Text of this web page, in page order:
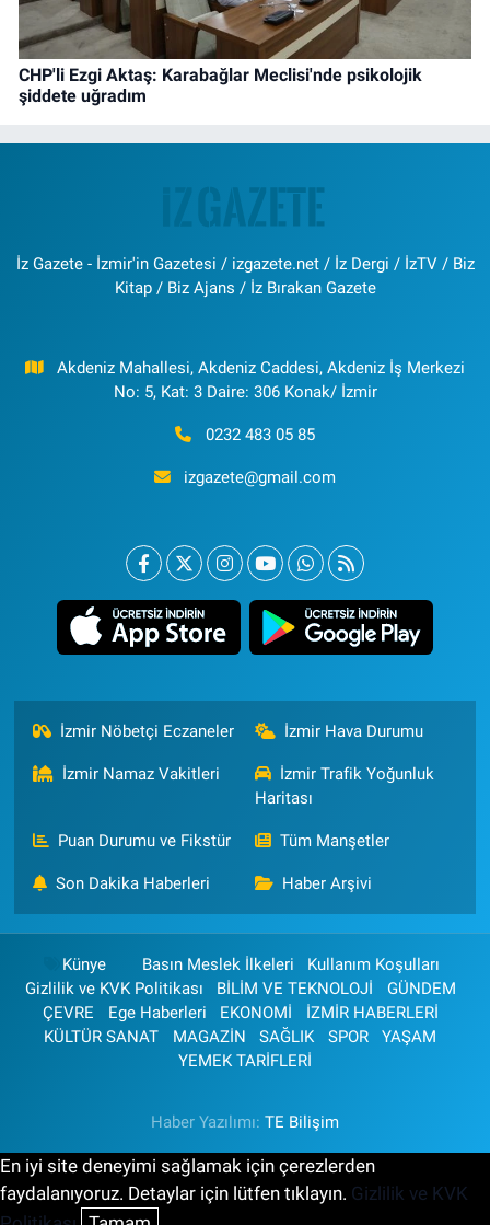
CHP'li Ezgi Aktaş: Karabağlar Meclisi'nde psikolojik
şiddete uğradım
İz Gazete - İzmir'in Gazetesi / izgazete.net / İz Dergi / İzTV / Biz
Kitap / Biz Ajans / İz Bırakan Gazete
Akdeniz Mahallesi, Akdeniz Caddesi, Akdeniz İş Merkezi
No: 5, Kat: 3 Daire: 306 Konak/ İzmir
0232 483 05 85
izgazete@gmail.com
İzmir Nöbetçi Eczaneler İzmir Hava Durumu
İzmir Namaz Vakitleri
İzmir Trafik Yoğunluk
Haritası
Puan Durumu ve Fikstür Tüm Manşetler
Son Dakika Haberleri Haber Arşivi
Künye Basın Meslek İlkeleri
Kullanım Koşulları
Gizlilik ve KVK Politikası
BİLİM VE TEKNOLOJİ
GÜNDEM
ÇEVRE
Ege Haberleri EKONOMİ
İZMİR HABERLERİ
KÜLTÜR SANAT
MAGAZİN SAĞLIK SPOR
YAŞAM
YEMEK TARİFLERİ
Haber Yazılımı: TE Bilişim
En iyi site deneyimi sağlamak için çerezlerden
faydalanıyoruz. Detaylar için lütfen tıklayın. Gizlilik ve KVK